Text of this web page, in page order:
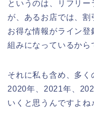
というのは、リフリ
が、あるお店では、
お得な情報がライン
組みになっているから
それに私も含め、多
2020年、2021年、
いくと思うんですよね♪